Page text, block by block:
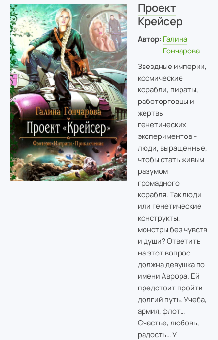
Проект
Крейсер
Автор: Галина
Гончарова
Звездные империи,
космические
корабли, пираты,
работорговцы и
жертвы
генетических
экспериментов -
люди, выращенные,
чтобы стать живым
разумом
громадного
корабля. Так люди
или генетические
конструкты,
монстры без чувств
и души? Ответить
на этот вопрос
должна девушка по
имени Аврора. Ей
предстоит пройти
долгий путь. Учеба,
армия, флот…
Счастье, любовь,
радость… У